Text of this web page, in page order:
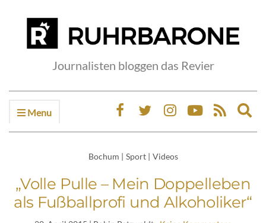
Journalisten bloggen das Revier
Menu
Bochum | Sport | Videos
„Volle Pulle – Mein Doppelleben
als Fußballprofi und Alkoholiker“